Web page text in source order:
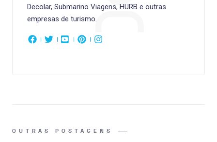
Decolar, Submarino Viagens, HURB e outras
empresas de turismo.
OUTRAS POSTAGENS